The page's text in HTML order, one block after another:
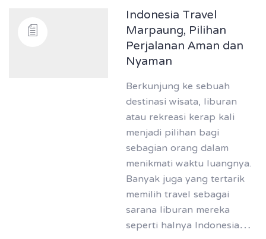
Indonesia Travel
Marpaung, Pilihan
Perjalanan Aman dan
Nyaman
Berkunjung ke sebuah
destinasi wisata, liburan
atau rekreasi kerap kali
menjadi pilihan bagi
sebagian orang dalam
menikmati waktu luangnya.
Banyak juga yang tertarik
memilih travel sebagai
sarana liburan mereka
seperti halnya Indonesia…